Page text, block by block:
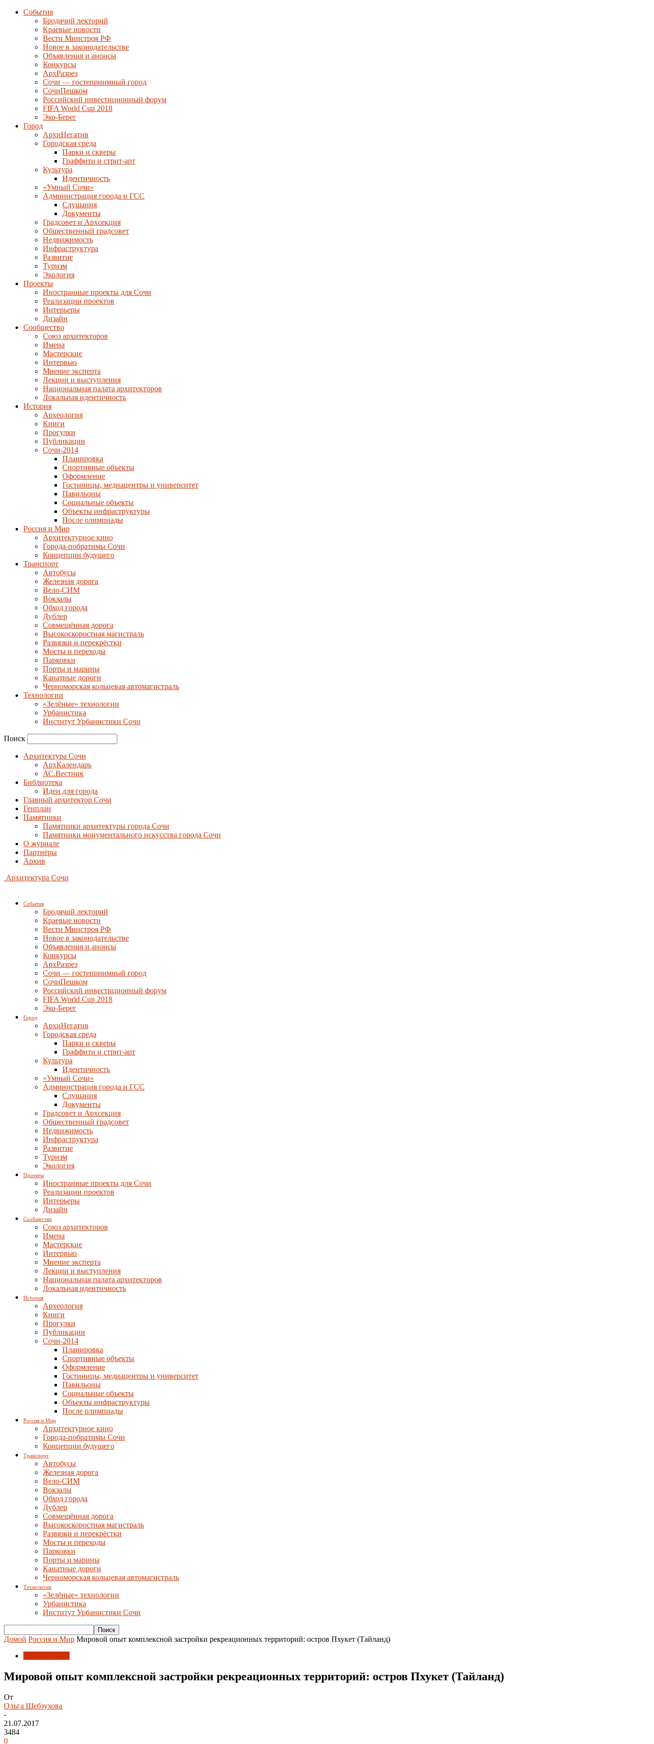
События
Бродячий лекторий
Краевые новости
Вести Минстроя РФ
Новое в законодательстве
Объявления и анонсы
Конкурсы
АрхРазрез
Сочи — гостеприимный город
СочиПешком
Российский инвестиционный форум
FIFA World Cup 2018
Эко-Берег
Город
АрхиНегатив
Городская среда
Парки и скверы
Граффити и стрит-арт
Культура
Идентичность
«Умный Сочи»
Администрация города и ГСС
Слушания
Документы
Градсовет и Архсекция
Общественный градсовет
Недвижимость
Инфраструктура
Развитие
Туризм
Экология
Проекты
Иностранные проекты для Сочи
Реализации проектов
Интерьеры
Дизайн
Сообщество
Союз архитекторов
Имена
Мастерские
Интервью
Мнение эксперта
Лекции и выступления
Национальная палата архитекторов
Локальная идентичность
История
Археология
Книги
Прогулки
Публикации
Сочи-2014
Планировка
Спортивные объекты
Оформление
Гостиницы, медиацентры и университет
Павильоны
Социальные объекты
Объекты инфраструктуры
После олимпиады
Россия и Мир
Архитектурное кино
Города-побратимы Сочи
Концепции будущего
Транспорт
Автобусы
Железная дорога
Вело-СИМ
Вокзалы
Обход города
Дублер
Совмещённая дорога
Высокоскоростная магистраль
Развязки и перекрёстки
Мосты и переходы
Парковки
Порты и марины
Канатные дороги
Черноморская кольцевая автомагистраль
Технологии
«Зелёные» технологии
Урбанистика
Институт Урбанистики Сочи
Поиск
Архитектура Сочи
АрхКалендарь
АС.Вестник
Библиотека
Идеи для города
Главный архитектор Сочи
Генплан
Памятники
Памятники архитектуры города Сочи
Памятники монументального искусства города Сочи
О журнале
Партнёры
Архив
Архитектура Сочи
События
Бродячий лекторий
Краевые новости
Вести Минстроя РФ
Новое в законодательстве
Объявления и анонсы
Конкурсы
АрхРазрез
Сочи — гостеприимный город
СочиПешком
Российский инвестиционный форум
FIFA World Cup 2018
Эко-Берег
Город
АрхиНегатив
Городская среда
Парки и скверы
Граффити и стрит-арт
Культура
Идентичность
«Умный Сочи»
Администрация города и ГСС
Слушания
Документы
Градсовет и Архсекция
Общественный градсовет
Недвижимость
Инфраструктура
Развитие
Туризм
Экология
Проекты
Иностранные проекты для Сочи
Реализации проектов
Интерьеры
Дизайн
Сообщество
Союз архитекторов
Имена
Мастерские
Интервью
Мнение эксперта
Лекции и выступления
Национальная палата архитекторов
Локальная идентичность
История
Археология
Книги
Прогулки
Публикации
Сочи-2014
Планировка
Спортивные объекты
Оформление
Гостиницы, медиацентры и университет
Павильоны
Социальные объекты
Объекты инфраструктуры
После олимпиады
Россия и Мир
Архитектурное кино
Города-побратимы Сочи
Концепции будущего
Транспорт
Автобусы
Железная дорога
Вело-СИМ
Вокзалы
Обход города
Дублер
Совмещённая дорога
Высокоскоростная магистраль
Развязки и перекрёстки
Мосты и переходы
Парковки
Порты и марины
Канатные дороги
Черноморская кольцевая автомагистраль
Технологии
«Зелёные» технологии
Урбанистика
Институт Урбанистики Сочи
Домой Россия и Мир Мировой опыт комплексной застройки рекреационных территорий: остров Пхукет (Тайланд)
Мировой опыт комплексной застройки рекреационных территорий: остров Пхукет (Тайланд)
От
Ольга Шебзухова
-
21.07.2017
3484
0